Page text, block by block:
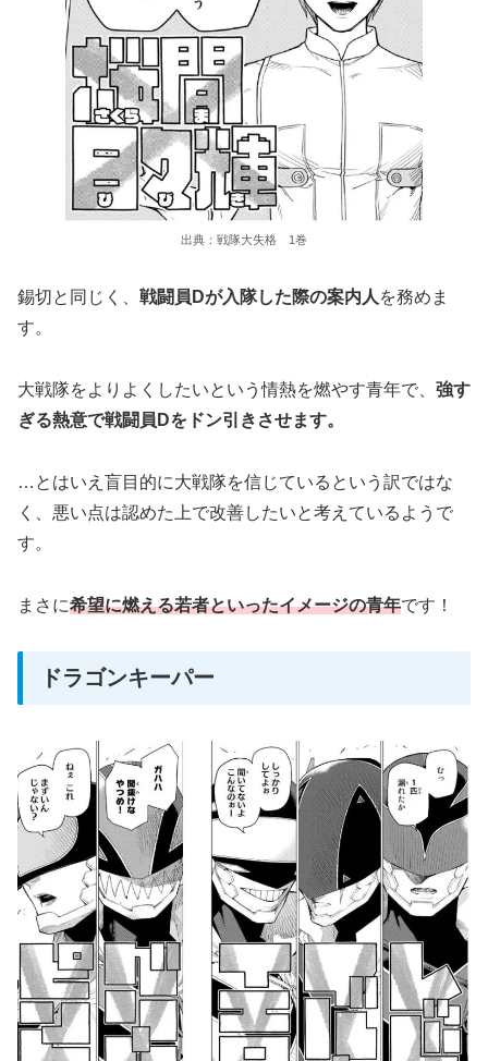
出典：戦隊大失格 1巻
錫切と同じく、 戦闘員Dが入隊した際の案内人 を務めま
す。
大戦隊をよりよくしたいという情熱を燃やす青年で、 強す
ぎる熱意で戦闘員Dをドン引きさせます。
…とはいえ盲目的に大戦隊を信じているという訳ではな
く、悪い点は認めた上で改善したいと考えているようで
す。
まさに希望に燃える若者といったイメージの青年です！
ドラゴンキーパー